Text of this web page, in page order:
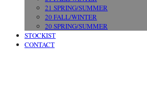
21 SPRING/SUMMER
20 FALL/WINTER
20 SPRING/SUMMER
STOCKIST
CONTACT